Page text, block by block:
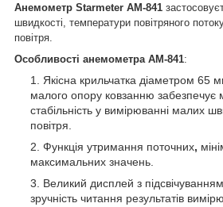
Анемометр Starmeter AM-841
швидкості, температури повітряного
повітря.
Особливості анемометра AM-841:
Якісна крильчатка діаметром 65
малого опору ковзанню забезпечує
стабільність у вимірюванні малих
повітря.
Функція утримання поточних,
максимальних значень.
Великий дисплей з
зручність читання результатів